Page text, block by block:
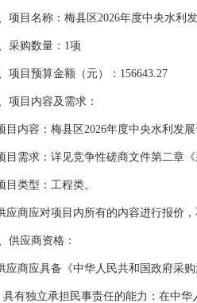
项目名称： 梅县区2026年度中央水利
采购数量： 1项
项目预算金额（元）： 156643.27
项目内容及需求：
目内容： 梅县区2026年度中央水利发
目 需求：详见竞争性磋商文件第二章《
目类型： 工程类。
应商应对项目内所有的内容进行报价
供应商资格：
应商应具备《中华人民共和国政府采
具有独立承担民事责任的能力：在中